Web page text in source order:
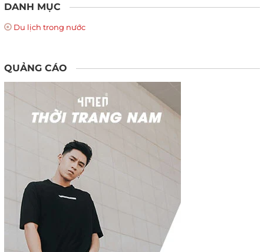
DANH MỤC
Du lịch trong nước
QUẢNG CÁO